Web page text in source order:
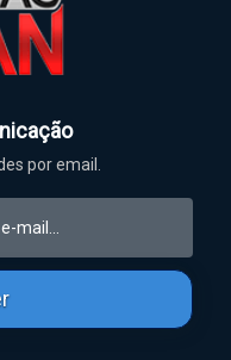
por email.